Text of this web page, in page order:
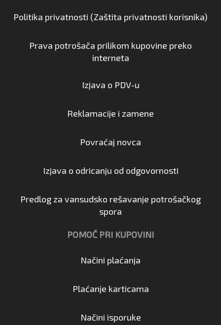
Politika privatnosti (Zaštita privatnosti korisnika)
Prava potrošača prilikom kupovine preko
interneta
Izjava o PDV-u
Reklamacije i zamene
Povraćaj novca
Izjava o odricanju od odgovornosti
Predlog za vansudsko rešavanje potrošačkog
spora
POMOĆ PRI KUPOVINI
Načini plaćanja
Plaćanje karticama
Načini isporuke